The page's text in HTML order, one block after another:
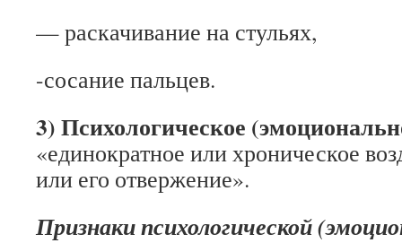
— раскачивание на стульях,
-сосание пальцев.
3) Психологическое
«единократное или хроническое
или его отвержение».
Признаки психологической